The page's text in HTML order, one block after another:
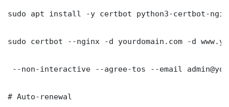
sudo apt install -y certbot python3-certbot-
sudo certbot --nginx -d yourdomain.com -d
--non-interactive --agree-tos --email
# Auto-renewal